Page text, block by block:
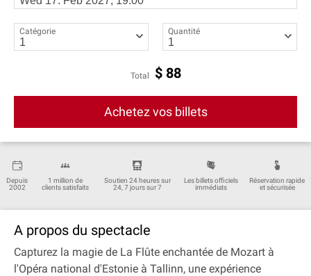
Catégorie Quantité
Total $ 88
Achetez vos billets
Depuis
2002
1 million de
clients satisfaits
Soutien 24 heures sur
24, 7 jours sur 7
Les billets officiels
immédiats
Réservation rapide
et sécurisée
A propos du spectacle
Capturez la magie de La Flûte enchantée de Mozart à
l'Opéra national d'Estonie à Tallinn, une expérience